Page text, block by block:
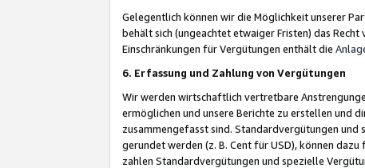
Gelegentlich können wir die Möglichkeit unserer
behält sich (ungeachtet etwaiger Fristen) das
Einschränkungen für Vergütungen enthält die
6. Erfassung und Zahlung von Vergütungen
Wir werden wirtschaftlich vertretbare
ermöglichen und unsere Berichte zu erstellen und
zusammengefasst sind. Standardvergütungen
gerundet werden (z. B. Cent für USD), können
zahlen Standardvergütungen und spezielle